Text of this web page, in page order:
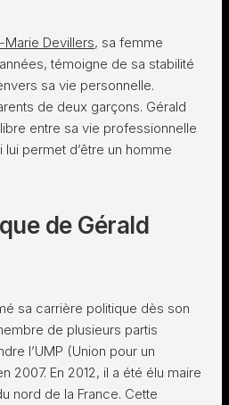
Marie Devillers, sa femme
témoigne de sa stabilité
sa vie personnelle.
de deux garçons. Gérald
entre sa vie professionnelle
permet d’être un homme
de Gérald
sa carrière politique dès son
de plusieurs partis
l’UMP (Union pour un
2007. En 2012, il a été élu maire
nord de la France. Cette